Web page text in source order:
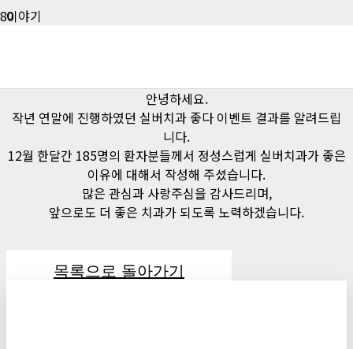
이야기
안녕하세요.
작년 연말에 진행하였던 실버치과 좋다 이벤트 결과를 알려드립
니다.
12월 한달간 185명의 환자분들께서 정성스럽게 실버치과가 좋은
이유에 대해서 작성해 주셨습니다.
많은 관심과 사랑주심을 감사드리며,
앞으로도 더 좋은 치과가 되도록 노력하겠습니다.
목록으로 돌아가기